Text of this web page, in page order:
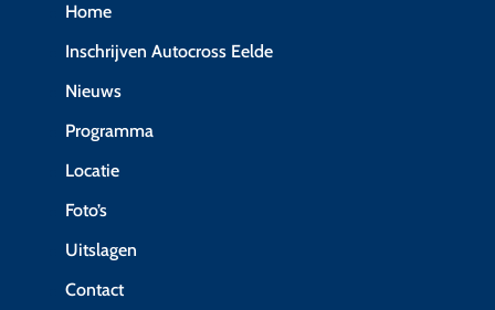
Home
Inschrijven Autocross Eelde
Nieuws
Programma
Locatie
Foto’s
Uitslagen
Contact